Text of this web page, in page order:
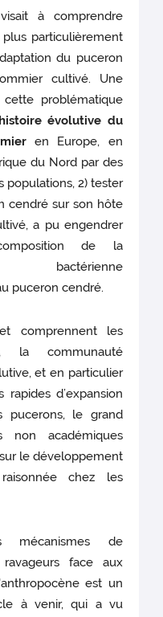
à comprendre
particulièrement
du puceron
cultivé. Une
problématique
évolutive du
en Europe, en
du Nord par des
populations, 2) tester
cendré sur son hôte
a pu engendrer
de la
puceron cendré.
comprennent les
la communauté
et en particulier
d’expansion
pucerons, le grand
non académiques
le développement
chez les
mécanismes de
face aux
est un
à venir, qui a vu